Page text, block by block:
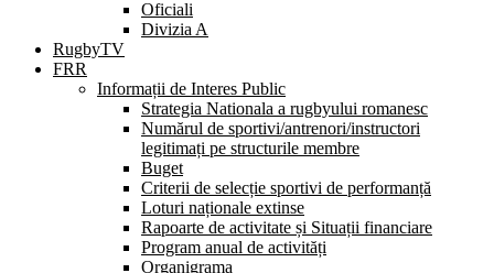
Oficiali
Divizia A
RugbyTV
FRR
Informații de Interes Public
Strategia Nationala a rugbyului romanesc
Numărul de sportivi/antrenori/instructori
legitimați pe structurile membre
Buget
Criterii de selecție sportivi de performanță
Loturi naționale extinse
Rapoarte de activitate și Situații financiare
Program anual de activități
Organigrama